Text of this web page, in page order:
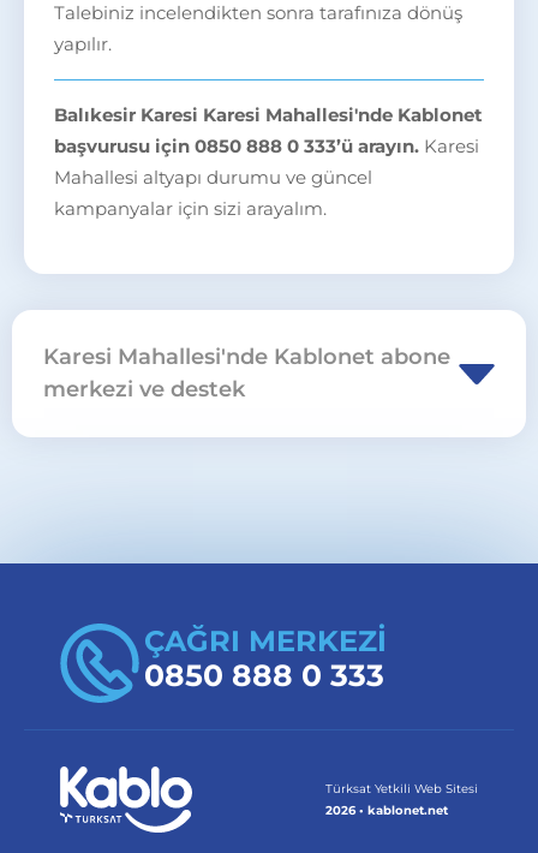
Talebiniz incelendikten sonra tarafınıza dönüş
yapılır.
Balıkesir Karesi Karesi Mahallesi'nde Kablonet
başvurusu için 0850 888 0 333’ü arayın. Karesi
Mahallesi altyapı durumu ve güncel
kampanyalar için sizi arayalım.
Karesi Mahallesi'nde Kablonet abone
merkezi ve destek
ÇAĞRI MERKEZİ
0850 888 0 333
Türksat Yetkili Web Sitesi
2026 • kablonet.net